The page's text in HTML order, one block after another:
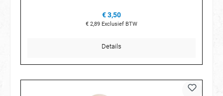
€ 3,50
€ 2,89 Exclusief BTW
Details